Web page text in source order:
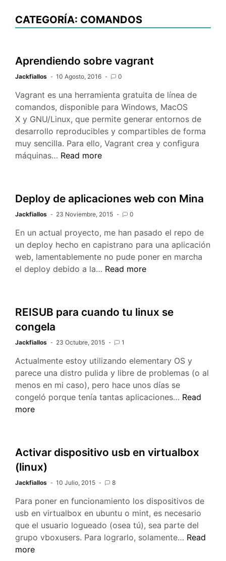
CATEGORÍA: COMANDOS
Aprendiendo sobre vagrant
Jackfiallos 10 Agosto, 2016 0
Vagrant es una herramienta gratuita de línea de
comandos, disponible para Windows, MacOS
X y GNU/Linux, que permite generar entornos de
desarrollo reproducibles y compartibles de forma
muy sencilla. Para ello, Vagrant crea y configura
máquinas… Aprendiendo
Read more
Deploy de aplicaciones web con Mina
Jackfiallos 23 Noviembre, 2015 0
En un actual proyecto, me han pasado el repo de
un deploy hecho en capistrano para una aplicación
web, lamentablemente no pude poner en marcha
el deploy debido a la… Deploy
con
Read more
REISUB para cuando tu linux se
congela
Jackfiallos 23 Octubre, 2015 1
Actualmente estoy utilizando elementary OS y
parece una distro pulida y libre de problemas (o al
menos en mi caso), pero hace unos días se
congeló porque tenía tantas aplicaciones… REISUB
se
Read
more
Activar dispositivo usb en virtualbox
(linux)
Jackfiallos 10 Julio, 2015 8
Para poner en funcionamiento los dispositivos de
usb en virtualbox en ubuntu o mint, es necesario
que el usuario logueado (osea tú), sea parte del
grupo vboxusers. Para lograrlo, solamente… Activar
Read
more